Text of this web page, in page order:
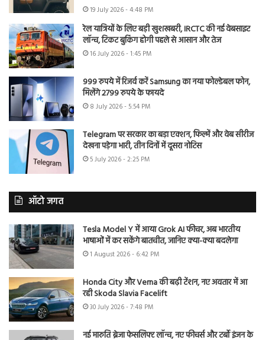
19 July 2026 - 4:48 PM
रेल यात्रियों के लिए बड़ी खुशखबरी, IRCTC की नई वेबसाइट
लॉन्च, टिकट बुकिंग होगी पहले से आसान और तेज
16 July 2026 - 1:45 PM
999 रुपये में रिजर्व करें Samsung का नया फोल्डेबल फोन,
मिलेंगे 2799 रुपये के फायदे
8 July 2026 - 5:54 PM
Telegram पर सरकार का बड़ा एक्शन, फिल्में और वेब सीरीज
देखना पड़ेगा भारी, तीन दिनों में दूसरा नोटिस
5 July 2026 - 2:25 PM
ऑटो जगत
Tesla Model Y में आया Grok AI फीचर, अब भारतीय
भाषाओं में कर सकेंगे बातचीत, जानिए क्या-क्या बदलेगा
1 August 2026 - 6:42 PM
Honda City और Verna की बढ़ी टेंशन, नए अवतार में आ
रही Skoda Slavia Facelift
30 July 2026 - 7:48 PM
नई मारुति ब्रेजा फेसलिफ्ट लॉन्च, नए फीचर्स और टर्बो इंजन के